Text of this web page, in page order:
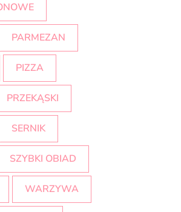
PARMEZAN
PIZZA
PRZEKĄSKI
SERNIK
SZYBKI OBIAD
WARZYWA